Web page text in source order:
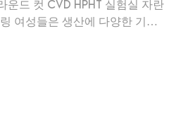
링 여성 귀걸이
드 컷 CVD HPHT 실험실 자란
여성들은 생산에 다양한 기술